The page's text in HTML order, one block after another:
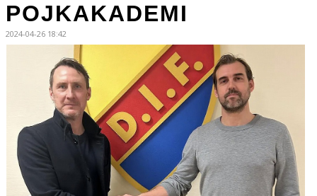
POJKAKADEMI
2024-04-26 18:42